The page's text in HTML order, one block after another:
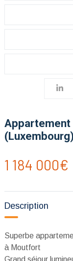
1 184 000€
Description
Superbe
à Moutfort
Grand séjour